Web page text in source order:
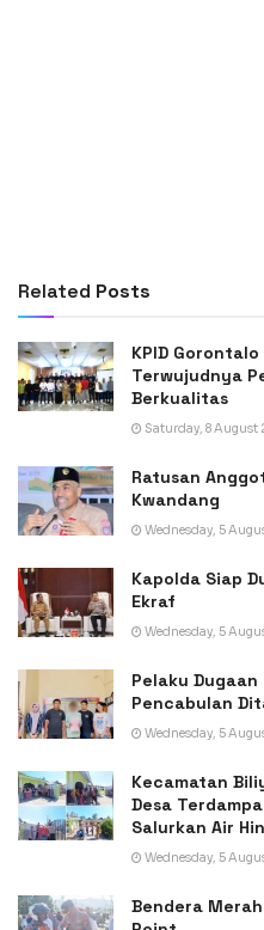
Related Posts
KPID Gorontalo
Terwujudnya
Berkualitas
Saturday, 8 August
Ratusan
Kwandang
Wednesday, 5
Kapolda Siap
Ekraf
Wednesday, 5
Pelaku
Pencabulan
Wednesday, 5
Kecamatan
Desa
Salurkan Air
Wednesday, 5
Bendera